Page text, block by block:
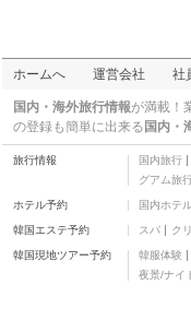
ホームへ 運営会社 社
国内・海外旅行情報が満載！
の登録も簡単に出来る 国内・
旅行情報 国内旅行
グアム旅
ホテル予約 国内ホテ
韓国エステ予約 スパ ク
韓国現地ツアー予約 韓服体験
夜景/ナイ